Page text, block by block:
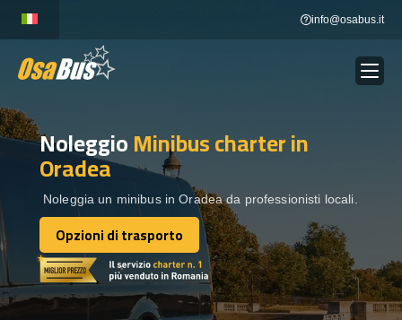
content
info@osabus.it
NOLEGGIO AUTOBUS Show dropdown
DESTINAZIONI
FLOTTA
METTITI IN CONTATTO
NoleggioMinibus charterin
Oradea
Noleggia un minibus in Oradea da professionisti locali.
Opzioni di trasporto
Opzioni di trasporto